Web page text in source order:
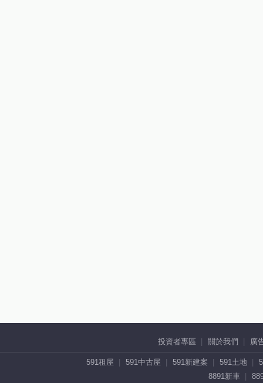
投資者專區 關於我們 廣
591租屋 591中古屋 591新建案 591土地
8891新車